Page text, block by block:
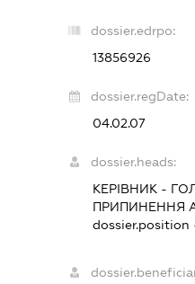
dossier.edrpo:
13856926
dossier.regDate:
04.02.07
dossier.heads:
КЕРІВНИК -
ПРИПИНЕННЯ
dossier.position